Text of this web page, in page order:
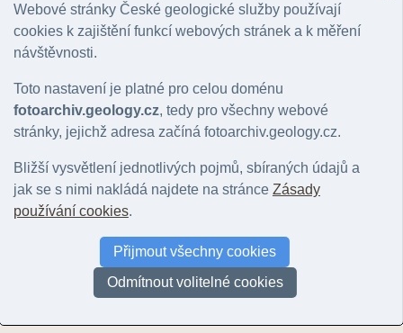
© Šnajdara, Pavel | 2021 © Šnajdara, Pavel | 2021
© Šnajdara, Pavel | 2021
Jasenice
© Šnajdara, Pavel | 2021
Webové stránky České geologické služby používají
cookies k zajištění funkcí webových stránek a k měření
návštěvnosti.
Toto nastavení je platné pro celou doménu
fotoarchiv.geology.cz, tedy pro všechny webové
stránky, jejichž adresa začíná fotoarchiv.geology.cz.
Bližší vysvětlení jednotlivých pojmů, sbíraných údajů a
jak se s nimi nakládá najdete na stránce Zásady
používání cookies.
Přijmout všechny cookies
Odmítnout volitelné cookies